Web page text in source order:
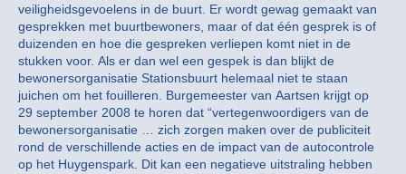
veiligheidsgevoelens in de buurt. Er wordt gewag gemaakt van
gesprekken met buurtbewoners, maar of dat één gesprek is of
duizenden en hoe die gespreken verliepen komt niet in de
stukken voor. Als er dan wel een gespek is dan blijkt de
bewonersorganisatie Stationsbuurt helemaal niet te staan
juichen om het fouilleren. Burgemeester van Aartsen krijgt op
29 september 2008 te horen dat “vertegenwoordigers van de
bewonersorganisatie … zich zorgen maken over de publiciteit
rond de verschillende acties en de impact van de autocontrole
op het Huygenspark. Dit kan een negatieve uitstraling hebben